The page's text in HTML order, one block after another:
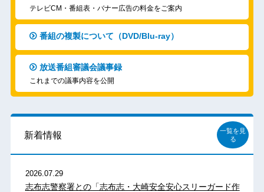
テレビCM・番組表・バナー広告の料金をご案内
番組の複製について（DVD/Blu-ray）
放送番組審議会議事録
これまでの議事内容を公開
新着情報
一覧を見
る
2026.07.29
志布志警察署との「志布志・大崎安全安心スリーガード作